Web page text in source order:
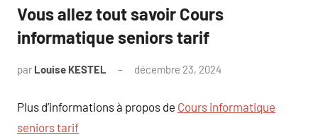
Vous allez tout savoir Cours
informatique seniors tarif
par Louise KESTEL décembre 23, 2024
Plus d’informations à propos de Cours informatique
seniors tarif